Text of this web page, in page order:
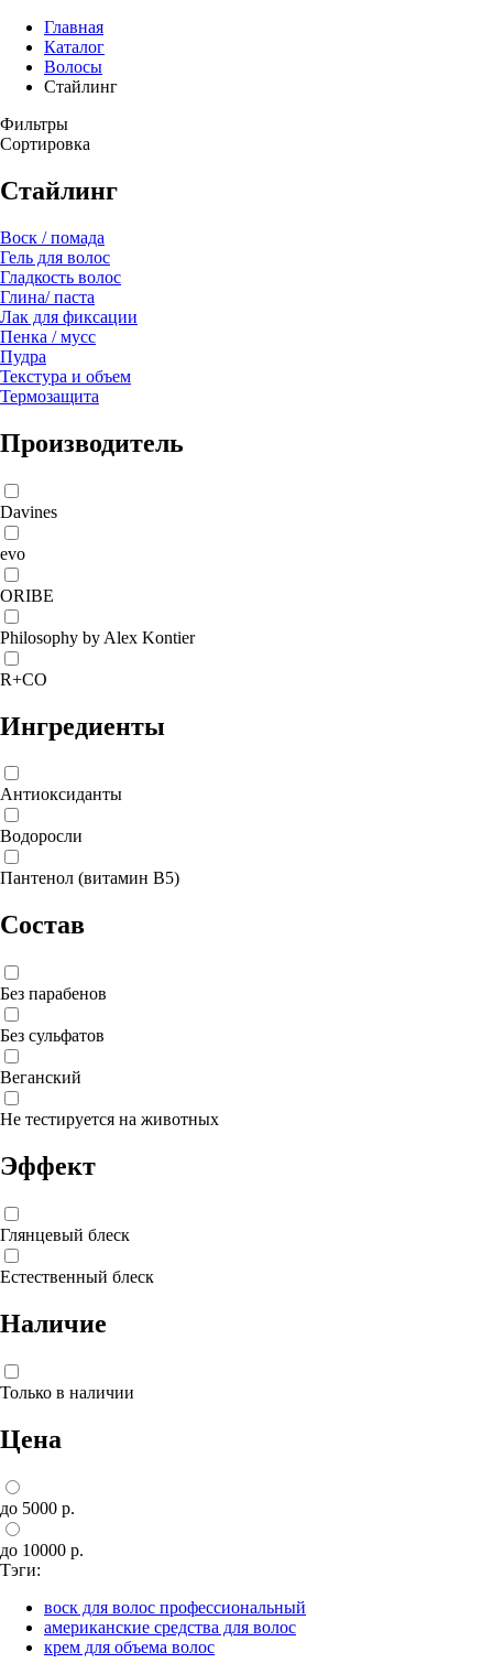
Главная
Каталог
Волосы
Стайлинг
Фильтры
Сортировка
Стайлинг
Воск / помада
Гель для волос
Гладкость волос
Глина/ паста
Лак для фиксации
Пенка / мусс
Пудра
Текстура и объем
Термозащита
Производитель
Davines
evo
ORIBE
Philosophy by Alex Kontier
R+CO
Ингредиенты
Антиоксиданты
Водоросли
Пантенол (витамин B5)
Состав
Без парабенов
Без сульфатов
Веганский
Не тестируется на животных
Эффект
Глянцевый блеск
Естественный блеск
Наличие
Только в наличии
Цена
до 5000 р.
до 10000 р.
Тэги:
воск для волос профессиональный
американские средства для волос
крем для объема волос